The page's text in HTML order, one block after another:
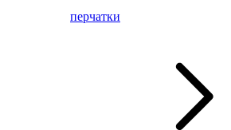
перчатки